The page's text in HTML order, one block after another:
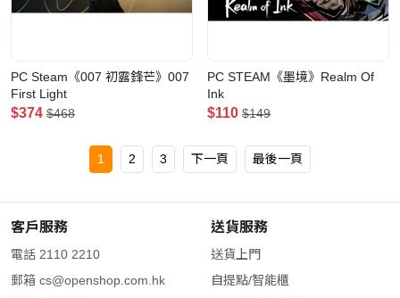
PC Steam《007 初露鋒芒》007
First Light
$374 $468
PC STEAM《墨境》Realm Of
Ink
$110 $149
1 2 3 下一頁 最後一頁
客戶服務
電話 2110 2210
郵箱 cs@openshop.com.hk
送貨服務
送貨上門
自提點/智能櫃